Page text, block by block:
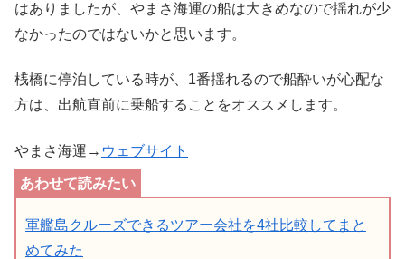
はありましたが、やまさ海運の船は大きめなので揺れが少
なかったのではないかと思います。
桟橋に停泊している時が、1番揺れるので船酔いが心配な
方は、出航直前に乗船することをオススメします。
やまさ海運→ ウェブサイト
軍艦島クルーズできるツアー会社を4社比較してまと
めてみた